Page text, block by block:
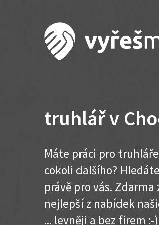
truhlář v
Máte práci pro
cokoli dalšího?
právě pro vás.
nejlepší z nabídek
... levněji a bez firem :-)